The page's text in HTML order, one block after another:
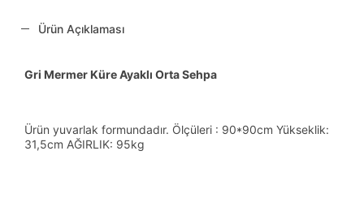
Ürün Açıklaması
Gri Mermer Küre Ayaklı Orta Sehpa
Ürün yuvarlak formundadır. Ölçüleri : 90*90cm Yükseklik:
31,5cm AĞIRLIK: 95kg